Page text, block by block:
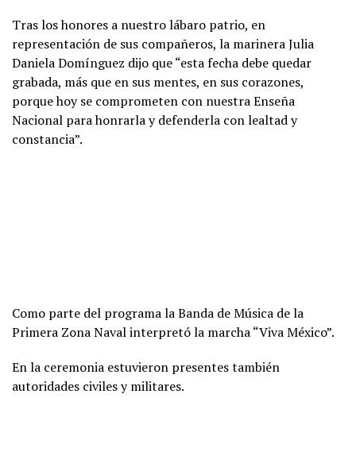
Tras los honores a nuestro lábaro patrio, en
representación de sus compañeros, la marinera Julia
Daniela Domínguez dijo que “esta fecha debe quedar
grabada, más que en sus mentes, en sus corazones,
porque hoy se comprometen con nuestra Enseña
Nacional para honrarla y defenderla con lealtad y
constancia”.
Como parte del programa la Banda de Música de la
Primera Zona Naval interpretó la marcha “Viva México”.
En la ceremonia estuvieron presentes también
autoridades civiles y militares.